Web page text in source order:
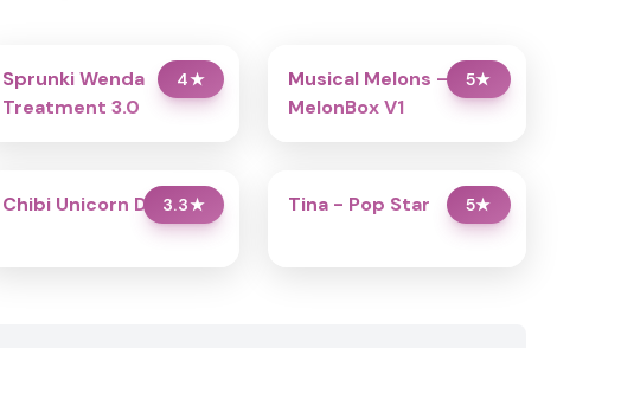
4★
Sprunki Wenda
Treatment 3.0
5★
Musical Melons –
MelonBox V1
3.3★
Chibi Unicorn Dress Up 5★
Tina - Pop Star